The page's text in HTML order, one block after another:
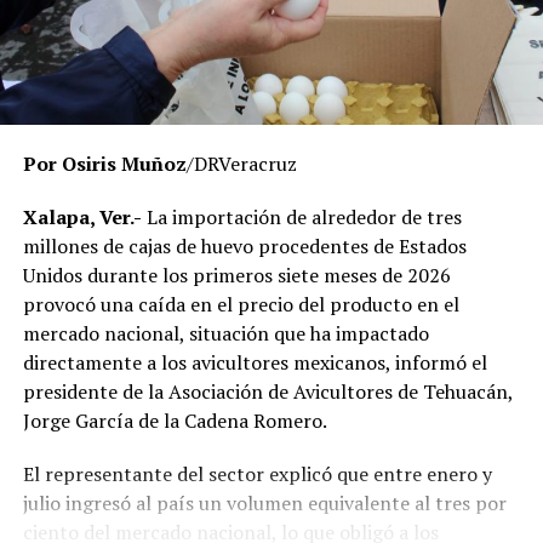
El Gobierno del Estado ha reiterado que las
investigaciones se desarrollan con apego a la ley y
respetando el debido proceso, por lo que hasta el
momento no existe una determinación definitiva sobre
responsabilidades individuales.
señalaron que un grupo de profesores ha manifestado
su inconformidad con el proceso de revisión, al
considerar que las investigaciones podrían afectar
intereses al interior de la institución.
De acuerdo con esos testimonios, el grupo identificado
comoMovimiento Estatal UPAV, integrado
públicamente por Verónica Sánchez Ramos, Mauricio
Ivette Lara Barradas, Roberto Ibáñez y Carlos Enrique
Sierra, ha cuestionado las acciones emprendidas por las
autoridades universitarias y estatales.
Por Osiris Muñoz/DRVeracruz
Xalapa, Ver.- La importación de alrededor de tres
millones de cajas de huevo procedentes de Estados
Unidos durante los primeros siete meses de 2026
provocó una caída en el precio del producto en el
mercado nacional, situación que ha impactado
directamente a los avicultores mexicanos, informó el
presidente de la Asociación de Avicultores de Tehuacán,
Jorge García de la Cadena Romero.
El representante del sector explicó que entre enero y
julio ingresó al país un volumen equivalente al tres por
ciento del mercado nacional, lo que obligó a los